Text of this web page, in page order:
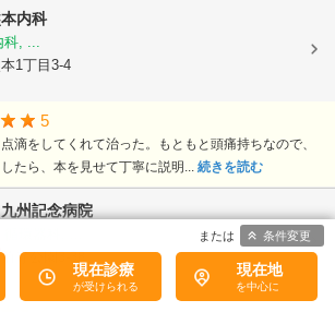
本内科
科, ...
1丁目3-4
5
滴をしてくれて治った。もともと頭痛持ちなので、
たら、本を見せて丁寧に説明... 続きを読む
州記念病院
環器科, ...
寺公園3-38
現在診療 現在地
条件変更